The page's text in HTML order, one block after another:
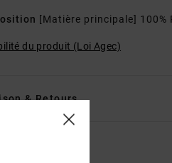
[Matière principale] 100%
du produit (Loi Agec)
& Retours